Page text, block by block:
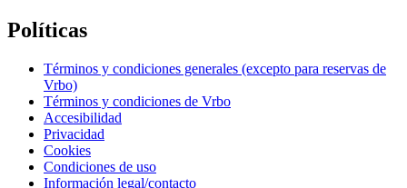
Políticas
Términos y condiciones generales (excepto para reservas de
Vrbo)
Términos y condiciones de Vrbo
Accesibilidad
Privacidad
Cookies
Condiciones de uso
Información legal/contacto